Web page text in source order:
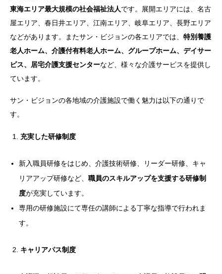
東海エリア最大規模の社会福祉法人です。展開エリアには、名古
屋エリア、春日井エリア、江南エリア、岐阜エリア、長野エリア
などがあります。またサン・ビジョンの各エリアでは、 特別養護
老人ホーム、介護付有料老人ホーム、グループホーム、デイサー
ビス、居宅介護支援センターなど、様々な介護サービスを提供し
ています。
サン・ビジョンの各地域の介護施設で働く魅力は以下の通りで
す。
充実した研修制度
新入職員研修をはじめ、介護技術研修、リーダー研修、キャ
リアアップ研修など、職員のスキルアップを支援する研修制
度が充実しています。
専用の研修施設にて専任の講師による丁寧な指導で行われま
す。
キャリアパス制度